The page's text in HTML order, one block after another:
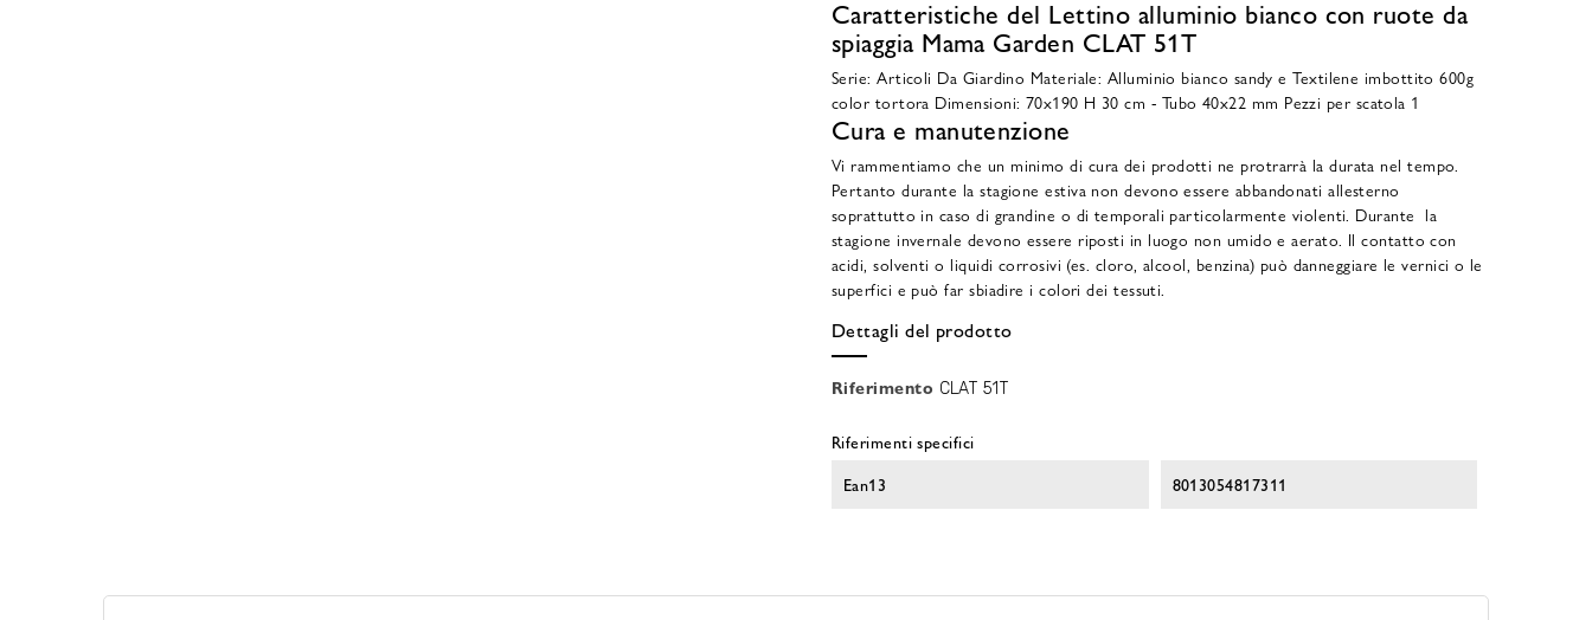
Caratteristiche del Lettino alluminio bianco con ruote da
spiaggia Mama Garden CLAT 51T
Serie: Articoli Da Giardino Materiale: Alluminio bianco sandy e Textilene imbottito 600g
color tortora Dimensioni: 70x190 H 30 cm - Tubo 40x22 mm Pezzi per scatola 1
Cura e manutenzione
Vi rammentiamo che un minimo di cura dei prodotti ne protrarrà la durata nel tempo.
Pertanto durante la stagione estiva non devono essere abbandonati allesterno
soprattutto in caso di grandine o di temporali particolarmente violenti. Durante la
stagione invernale devono essere riposti in luogo non umido e aerato. Il contatto con
acidi, solventi o liquidi corrosivi (es. cloro, alcool, benzina) può danneggiare le vernici o le
superfici e può far sbiadire i colori dei tessuti.
Dettagli del prodotto
Riferimento CLAT 51T
Riferimenti specifici
Ean13
8013054817311